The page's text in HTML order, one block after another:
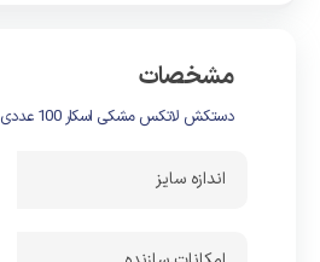
مشخصات
دستکش لاتکس مشکی اسکار 100 عددی
اندازه سایز